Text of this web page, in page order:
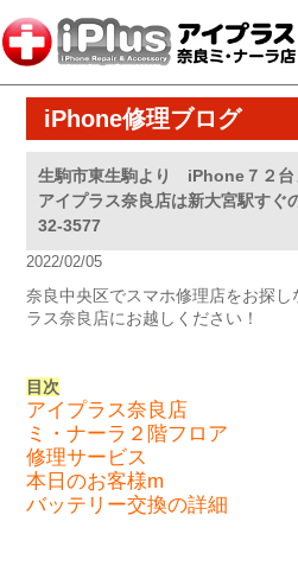
iPhone修理ブログ
生駒市東生駒より iPhone７２台
アイプラス奈良店は新大宮駅すぐ
32-3577
2022/02/05
奈良中央区でスマホ修理店をお探
ラス奈良店にお越しください！
目次
アイプラス奈良店
ミ・ナーラ２階フロア
修理サービス
本日のお客様m
バッテリー交換の詳細